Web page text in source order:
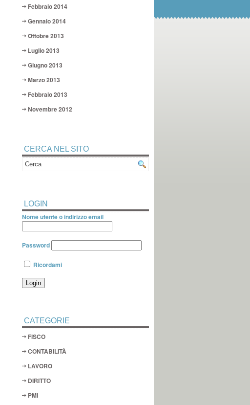
Febbraio 2014
Gennaio 2014
Ottobre 2013
Luglio 2013
Giugno 2013
Marzo 2013
Febbraio 2013
Novembre 2012
CERCA NEL SITO
LOGIN
Nome utente o indirizzo email
Password
Ricordami
CATEGORIE
FISCO
CONTABILITÀ
LAVORO
DIRITTO
PMI